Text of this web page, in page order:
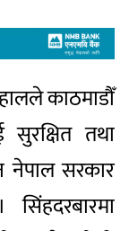
काठमाडौँ
तथा
नेपाल सरकार